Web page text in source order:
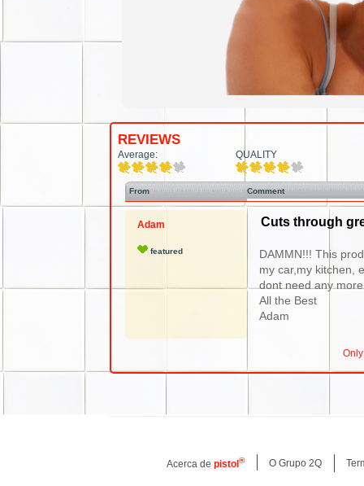
REVIEWS
Average: QUALITY
From Comment
Adam
featured
Cuts through
DAMMN!!! This
my car,my kitchen,
dont need any
All the Best
Adam
Acerca de pistol® O Grupo 2Q